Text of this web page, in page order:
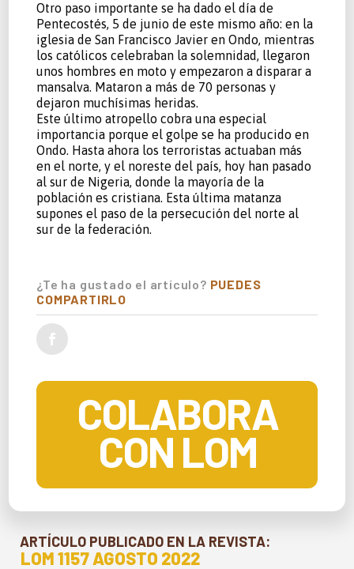
Otro paso importante se ha dado el día de
Pentecostés, 5 de junio de este mismo año: en la
iglesia de San Francisco Javier en Ondo, mientras
los católicos celebraban la solemnidad, llegaron
unos hombres en moto y empezaron a disparar a
mansalva. Mataron a más de 70 personas y
dejaron muchísimas heridas.
Este último atropello cobra una especial
importancia porque el golpe se ha producido en
Ondo. Hasta ahora los terroristas actuaban más
en el norte, y el noreste del país, hoy han pasado
al sur de Nigeria, donde la mayoría de la
población es cristiana. Esta última matanza
supones el paso de la persecución del norte al
sur de la federación.
¿Te ha gustado el artículo? PUEDES
COMPARTIRLO
COLABORA
CON LOM
ARTÍCULO PUBLICADO EN LA REVISTA:
LOM 1157 AGOSTO 2022